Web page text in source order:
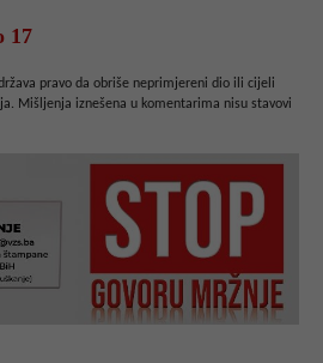
17
pravo da obriše neprimjereni dio ili cijeli
Mišljenja iznešena u komentarima nisu stavovi